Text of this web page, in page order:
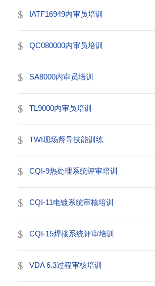
IATF16949内审员培训
QC080000内审员培训
SA8000内审员培训
TL9000内审员培训
TWI现场督导技能训练
CQI-9热处理系统评审培训
CQI-11电镀系统审核培训
CQI-15焊接系统评审培训
VDA 6.3过程审核培训